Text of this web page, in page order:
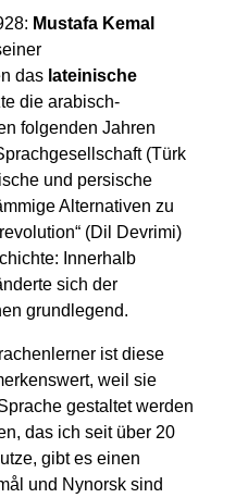
Mustafa Kemal
das lateinische
die arabisch-
folgenden Jahren
(Türk
und persische
Alternativen zu
(Dil Devrimi)
Innerhalb
sich der
grundlegend.
ist diese
weil sie
gestaltet werden
das ich seit über 20
gibt es einen
und Nynorsk sind